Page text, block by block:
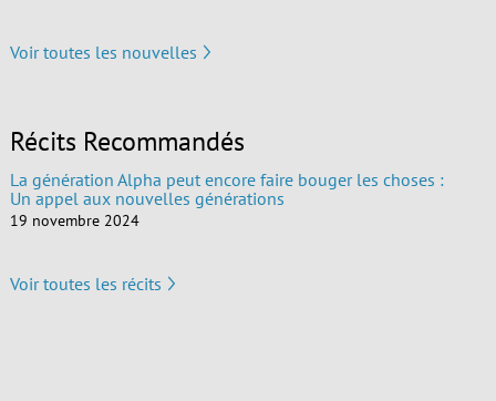
Voir toutes les nouvelles
Récits Recommandés
La génération Alpha peut encore faire bouger les choses :
Un appel aux nouvelles générations
19 novembre 2024
Voir toutes les récits